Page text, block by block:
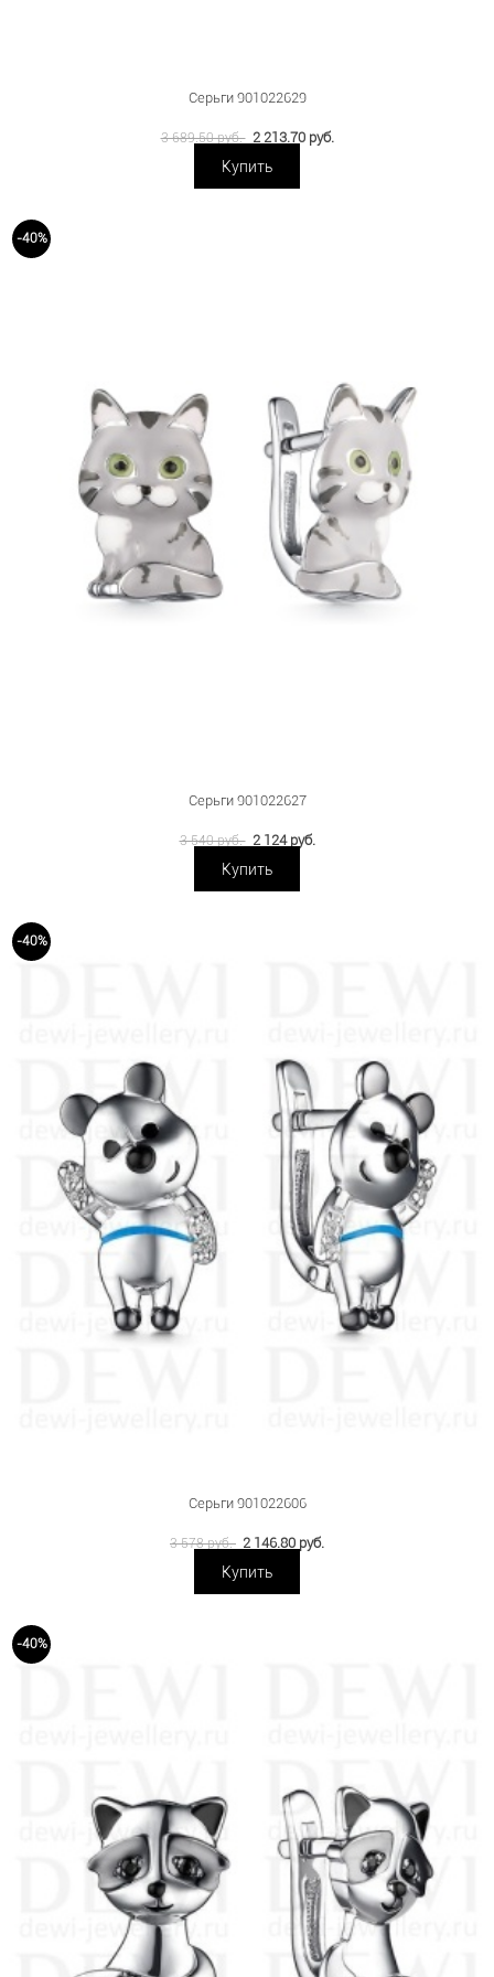
Серьги 901022629
3 689.50 руб. 2 213.70 руб.
Купить
-40%
Серьги 901022627
3 540 руб. 2 124 руб.
Купить
-40%
Серьги 901022606
3 578 руб. 2 146.80 руб.
Купить
-40%